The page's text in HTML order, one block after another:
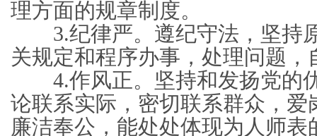
理方面的规章制度。
3.纪律严。遵纪守法，坚持
关规定和程序办事，处理问题，
4.作风正。坚持和发扬党的
论联系实际，密切联系群众，爱
廉洁奉公，能处处体现为人师表